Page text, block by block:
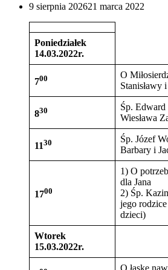
9 sierpnia 202621 marca 2022
Poniedziałek
14.03.2022r.
700
O
Stanisławy
830
Śp.
Wiesława
1130
Śp. Józef
Barbary i
1700
1) O
dla Jana
2) Śp.
jego
dzieci)
Wtorek
15.03.2022r.
O łaskę